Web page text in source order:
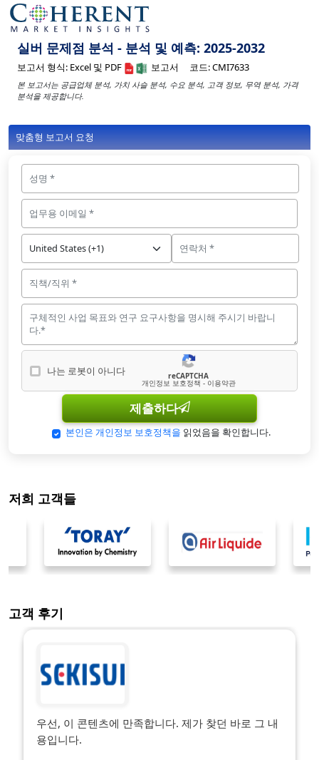
실버 문제점 분석 - 분석 및 예측: 2025-2032
보고서 형식: Excel 및 PDF 보고서 코드:CMI7633
본 보고서는 공급업체 분석, 가치 사슬 분석, 수요 분석, 고객 정보, 무역 분석, 가격
분석을 제공합니다.
맞춤형 보고서 요청
나는 로봇이 아닙니다
나는 로봇이 아니다 reCAPTCHA
개인정보 보호정책 - 이용약관
제출하다
본인은 개인정보 보호정책을 읽었음을 확인합니다.
저희 고객들
고객 후기
우선, 이 콘텐츠에 만족합니다. 제가 찾던 바로 그 내
용입니다.